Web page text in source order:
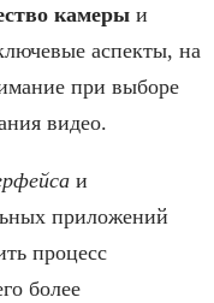
камеры и
аспекты, на
при выборе
видео.
и
приложений
процесс
более